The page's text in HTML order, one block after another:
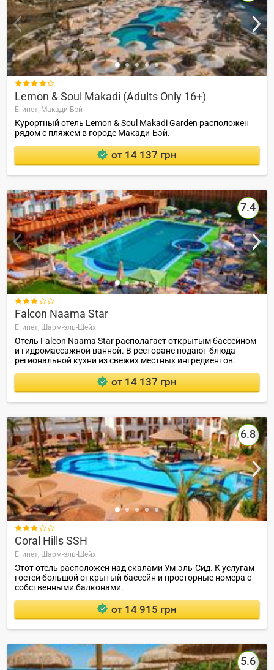

Lemon & Soul Makadi (Adults Only 16+)
Египет, Макади Бэй
Курортный отель Lemon & Soul Makadi Garden расположен
рядом с пляжем в городе Макади-Бэй.
от 14 137 грн
7.4

Falcon Naama Star
Египет, Шарм-эль-Шейх
Отель Falcon Naama Star располагает открытым бассейном
и гидромассажной ванной. В ресторане подают блюда
региональной кухни из свежих местных ингредиентов.
от 14 137 грн
6.8

Coral Hills SSH
Египет, Шарм-эль-Шейх
Этот отель расположен над скалами Ум-эль-Сид. К услугам
гостей большой открытый бассейн и просторные номера с
собственными балконами.
от 14 915 грн
5.6